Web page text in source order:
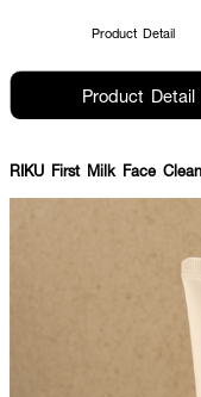
Product Detail
Product Detail
RIKU First Milk Face